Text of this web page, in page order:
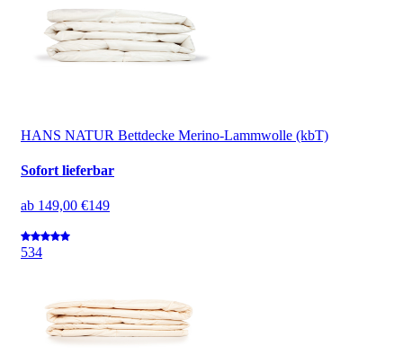
HANS NATUR Bettdecke Merino-Lammwolle (kbT)
Sofort lieferbar
ab 149,00 €149
534